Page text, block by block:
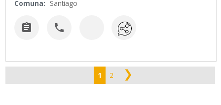
Comuna: Santiago
 
1 2 ❯